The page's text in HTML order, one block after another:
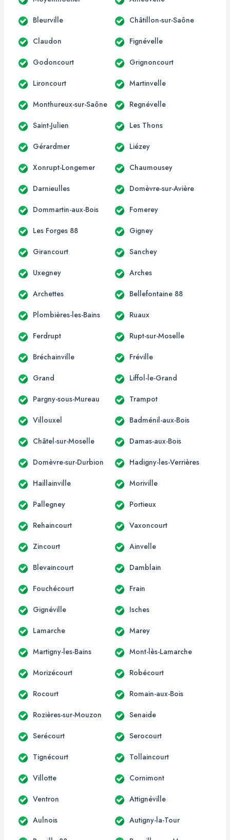
Bleurville Châtillon-sur-Saône
Claudon Fignévelle
Godoncourt Grignoncourt
Lironcourt Martinvelle
Monthureux-sur-Saône Regnévelle
Saint-Julien Les Thons
Gérardmer Liézey
Xonrupt-Longemer Chaumousey
Darnieulles Domèvre-sur-Avière
Dommartin-aux-Bois Fomerey
Les Forges 88 Gigney
Girancourt Sanchey
Uxegney Arches
Archettes Bellefontaine 88
Plombières-les-Bains Ruaux
Ferdrupt Rupt-sur-Moselle
Bréchainville Fréville
Grand Liffol-le-Grand
Pargny-sous-Mureau Trampot
Villouxel Badménil-aux-Bois
Châtel-sur-Moselle Damas-aux-Bois
Domèvre-sur-Durbion Hadigny-les-Verrières
Haillainville Moriville
Pallegney Portieux
Rehaincourt Vaxoncourt
Zincourt Ainvelle
Blevaincourt Damblain
Fouchécourt Frain
Gignéville Isches
Lamarche Marey
Martigny-les-Bains Mont-lès-Lamarche
Morizécourt Robécourt
Rocourt Romain-aux-Bois
Rozières-sur-Mouzon Senaide
Serécourt Serocourt
Tignécourt Tollaincourt
Villotte Cornimont
Ventron Attignéville
Aulnois Autigny-la-Tour